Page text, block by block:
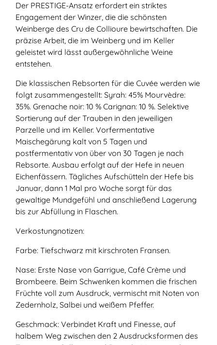
Der PRESTIGE-Ansatz erfordert ein striktes
Engagement der Winzer, die die schönsten
Weinberge des Cru de Collioure bewirtschaften. Die
präzise Arbeit, die im Weinberg und im Keller
geleistet wird lässt außergewöhnliche Weine
entstehen.
Die klassischen Rebsorten für die Cuvée werden wie
folgt zusammengestellt: Syrah: 45% Mourvèdre:
35%. Grenache noir: 10 % Carignan: 10 %. Selektive
Sortierung auf der Trauben in den jeweiligen
Parzelle und im Keller. Vorfermentative
Maischegärung kalt von 5 Tagen und
postfermentativ von über von 30 Tagen je nach
Rebsorte. Ausbau erfolgt auf der Hefe in neuen
Eichenfässern. Tägliches Aufschütteln der Hefe bis
Januar, dann 1 Mal pro Woche sorgt für das
gewaltige Mundgefühl und anschließend Lagerung
bis zur Abfüllung in Flaschen.
Verkostungnotizen:
Farbe: Tiefschwarz mit kirschroten Fransen.
Nase: Erste Nase von Garrigue, Café Crème und
Brombeere. Beim Schwenken kommen die frischen
Früchte voll zum Ausdruck, vermischt mit Noten von
Zedernholz, Salbei und weißem Pfeffer.
Geschmack: Verbindet Kraft und Finesse, auf
halbem Weg zwischen den 2 Ausdrucksformen des